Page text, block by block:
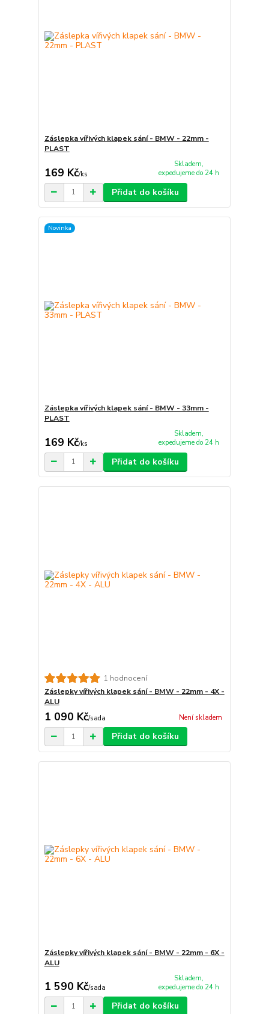
Záslepka vířivých klapek sání - BMW - 22mm -
PLAST
169 Kč/ks
Skladem,
expedujeme do 24 h
Přidat do košíku
Novinka
Záslepka vířivých klapek sání - BMW - 33mm -
PLAST
169 Kč/ks
Skladem,
expedujeme do 24 h
Přidat do košíku
1 hodnocení
Záslepky vířivých klapek sání - BMW - 22mm - 4X -
ALU
1 090 Kč/sada Není skladem
Přidat do košíku
Záslepky vířivých klapek sání - BMW - 22mm - 6X -
ALU
1 590 Kč/sada
Skladem,
expedujeme do 24 h
Přidat do košíku